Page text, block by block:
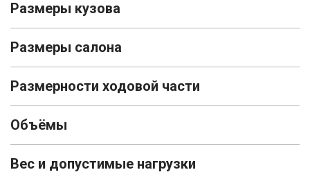
Размеры кузова
Размеры салона
Размерности ходовой части
Объёмы
Вес и допустимые нагрузки